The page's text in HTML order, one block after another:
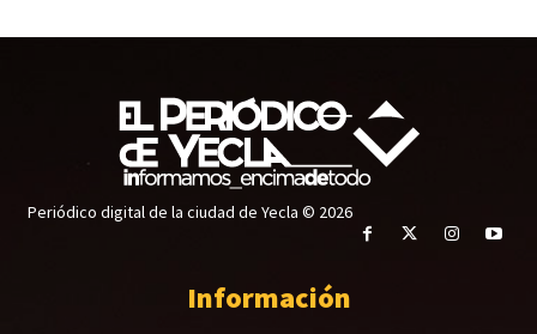
Periódico digital de la ciudad de Yecla © 2026
Información